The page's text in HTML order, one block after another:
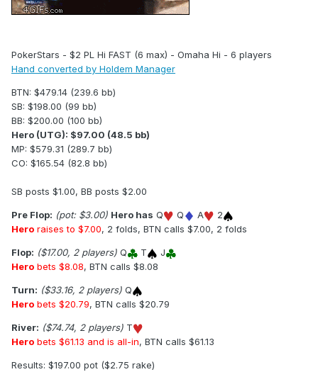
PokerStars - $2 PL Hi FAST (6 max) - Omaha Hi - 6 players
Hand converted by Holdem Manager
BTN: $479.14 (239.6 bb)
SB: $198.00 (99 bb)
BB: $200.00 (100 bb)
Hero (UTG): $97.00 (48.5 bb)
MP: $579.31 (289.7 bb)
CO: $165.54 (82.8 bb)
SB posts $1.00, BB posts $2.00
Pre Flop: (pot: $3.00) Hero has Q Q A
2
Hero raises to $7.00, 2 folds, BTN calls $7.00, 2 folds
Flop: ($17.00, 2 players) Q T
J
Hero bets $8.08, BTN calls $8.08
Turn: ($33.16, 2 players) Q
Hero bets $20.79, BTN calls $20.79
River: ($74.74, 2 players) T
Hero bets $61.13 and is all-in, BTN calls $61.13
Results: $197.00 pot ($2.75 rake)